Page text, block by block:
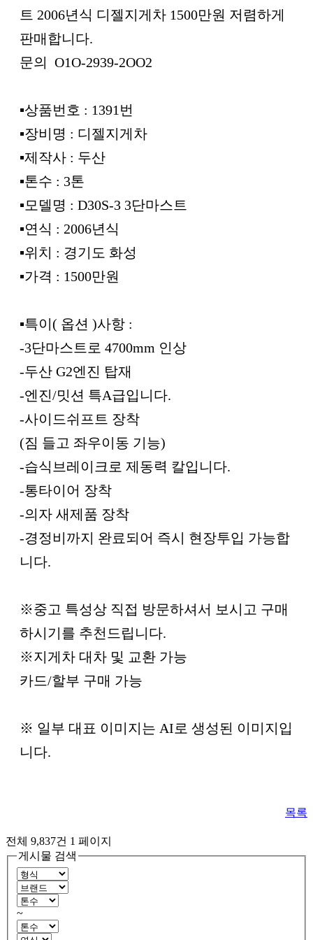
트 2006년식 디젤지게차 1500만원 저렴하게
판매합니다.
문의 O1O-2939-2OO2
▪︎상품번호 : 1391번
▪︎장비명 : 디젤지게차
▪︎제작사 : 두산
▪︎톤수 : 3톤
▪︎모델명 : D30S-3 3단마스트
▪︎연식 : 2006년식
▪︎위치 : 경기도 화성
▪︎가격 : 1500만원
▪︎특이( 옵션 )사항 :
-3단마스트로 4700mm 인상
-두산 G2엔진 탑재
-엔진/밋션 특A급입니다.
-사이드쉬프트 장착
(짐 들고 좌우이동 기능)
-습식브레이크로 제동력 칼입니다.
-통타이어 장착
-의자 새제품 장착
-경정비까지 완료되어 즉시 현장투입 가능합
니다.
※중고 특성상 직접 방문하셔서 보시고 구매
하시기를 추천드립니다.
※지게차 대차 및 교환 가능
카드/할부 구매 가능
※ 일부 대표 이미지는 AI로 생성된 이미지입
니다.
목록
전체 9,837건 1 페이지
게시물 검색
~